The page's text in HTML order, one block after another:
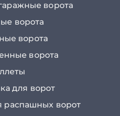
ворота
ворота
ворота
ворота
для ворот
распашных ворот